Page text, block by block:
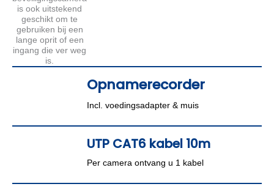
Opnamerecorder
Incl. voedingsadapter & muis
UTP CAT6 kabel 10m
Per camera ontvang u 1 kabel